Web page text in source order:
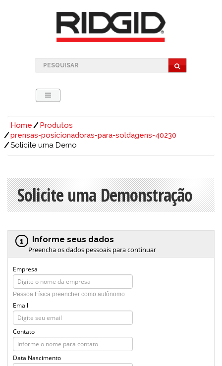
Home
Produtos
prensas-posicionadoras-para-soldagens-40230
Solicite uma Demo
Solicite uma Demonstração
1 Informe seus dados
Preencha os dados pessoais para continuar
Empresa
Pessoa Física preencher como autônomo
Email
Contato
Data Nascimento